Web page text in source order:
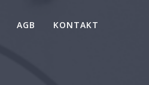
AGB KONTAKT